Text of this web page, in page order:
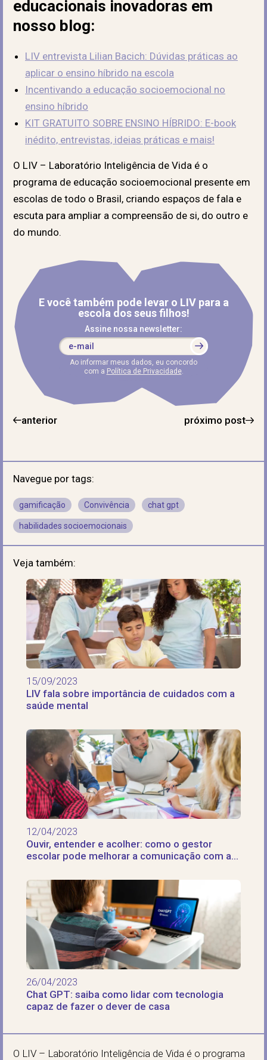
educacionais inovadoras em
nosso blog:
LIV entrevista Lilian Bacich: Dúvidas práticas ao
aplicar o ensino híbrido na escola
Incentivando a educação socioemocional no
ensino híbrido
KIT GRATUITO SOBRE ENSINO HÍBRIDO: E-book
inédito, entrevistas, ideias práticas e mais!
O LIV – Laboratório Inteligência de Vida é o
programa de educação socioemocional presente em
escolas de todo o Brasil, criando espaços de fala e
escuta para ampliar a compreensão de si, do outro e
do mundo.
E você também pode levar o LIV para a
escola dos seus filhos!
Assine nossa newsletter:
Ao informar meus dados, eu concordo
com a Política de Privacidade.
anterior próximo post
Navegue por tags:
gamificação Convivência chat gpt
habilidades socioemocionais
Veja também:
15/09/2023
LIV fala sobre importância de cuidados com a
saúde mental
12/04/2023
Ouvir, entender e acolher: como o gestor
escolar pode melhorar a comunicação com a
26/04/2023
Chat GPT: saiba como lidar com tecnologia
capaz de fazer o dever de casa
O LIV – Laboratório Inteligência de Vida é o programa